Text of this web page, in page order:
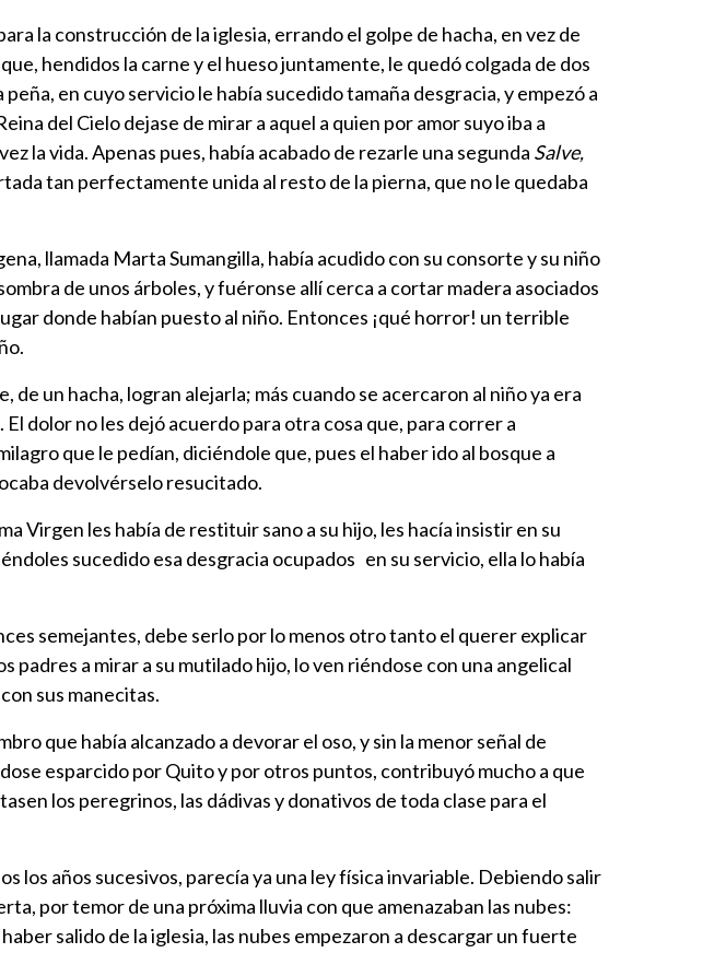
la construcción de la iglesia, errando el golpe de hacha, en vez de
hendidos la carne y el hueso juntamente, le quedó colgada de dos
en cuyo servicio le había sucedido tamaña desgracia, y empezó a
del Cielo dejase de mirar a aquel a quien por amor suyo iba a
la vida. Apenas pues, había acabado de rezarle una segunda Salve,
tan perfectamente unida al resto de la pierna, que no le quedaba
llamada Marta Sumangilla, había acudido con su consorte y su niño
de unos árboles, y fuéronse allí cerca a cortar madera asociados
donde habían puesto al niño. Entonces ¡qué horror! un terrible
un hacha, logran alejarla; más cuando se acercaron al niño ya era
dolor no les dejó acuerdo para otra cosa que, para correr a
que le pedían, diciéndole que, pues el haber ido al bosque a
devolvérselo resucitado.
Virgen les había de restituir sano a su hijo, les hacía insistir en su
sucedido esa desgracia ocupados en su servicio, ella lo había
semejantes, debe serlo por lo menos otro tanto el querer explicar
padres a mirar a su mutilado hijo, lo ven riéndose con una angelical
sus manecitas.
que había alcanzado a devorar el oso, y sin la menor señal de
esparcido por Quito y por otros puntos, contribuyó mucho a que
los peregrinos, las dádivas y donativos de toda clase para el
los años sucesivos, parecía ya una ley física invariable. Debiendo salir
por temor de una próxima lluvia con que amenazaban las nubes:
salido de la iglesia, las nubes empezaron a descargar un fuerte